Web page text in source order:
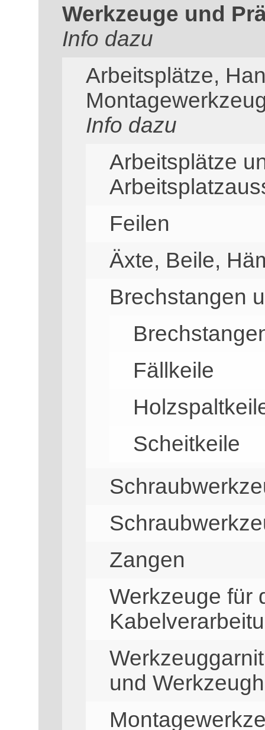
Werkzeuge und
Info dazu
Arbeitsplätze,
Info dazu
Arbeitsplätze
Feilen
Äxte, Beile,
Brechstangen
Fällkeile
Scheitkeile
Zangen
Werkzeuge für
und